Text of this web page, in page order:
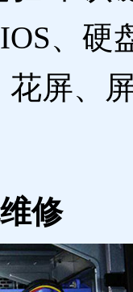
、硬
花屏、
修